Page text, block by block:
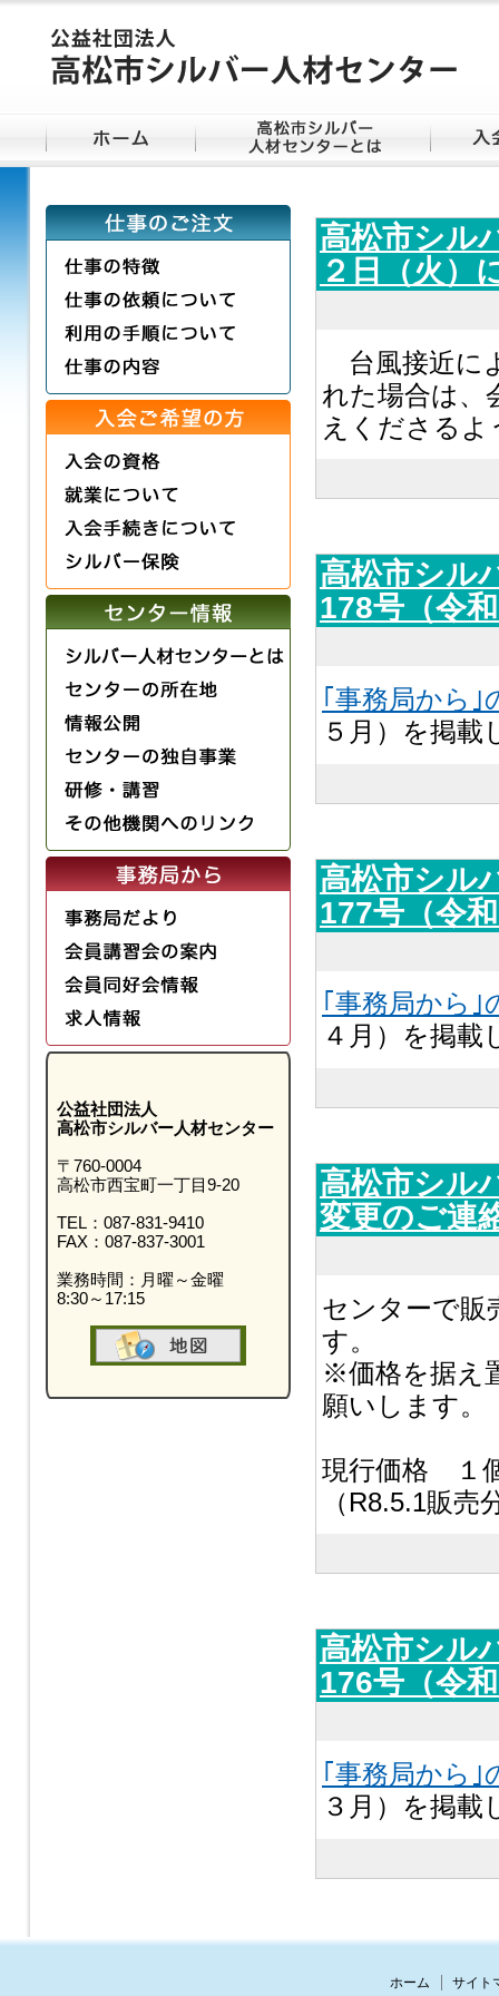
公益社団法人
高松市シルバー人材センター
〒760-0004
高松市西宝町一丁目9-20
TEL：087-831-9410
FAX：087-837-3001
業務時間：月曜～金曜
8:30～17:15
高松市シル
２日（火
台風接近に
れた場合は、
えくださる
高松市シル
178号（令
｢事務局から｣
５月）を掲載
高松市シル
177号（令
｢事務局から｣
４月）を掲載
高松市シル
変更のご連
センターで販
す。
※価格を据え
願いします。
現行価格 １
（R8.5.1販売
高松市シル
176号（令
｢事務局から｣
３月）を掲載
ホーム サイト